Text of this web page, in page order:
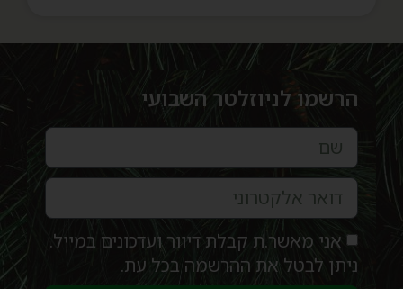
הרשמו לניוזלטר השבועי
אני מאשר.ת קבלת דיוור ועדכונים במייל.
ניתן לבטל את ההרשמה בכל עת.